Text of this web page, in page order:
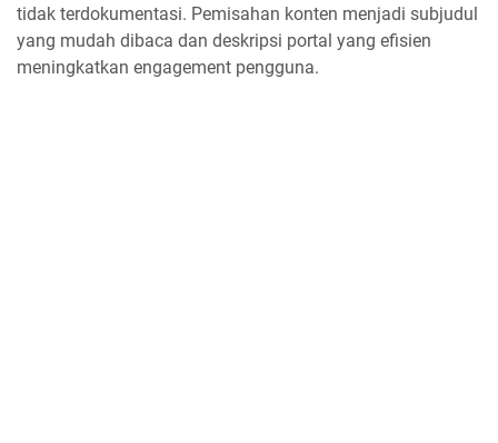
tidak terdokumentasi. Pemisahan konten menjadi subjudul
yang mudah dibaca dan deskripsi portal yang efisien
meningkatkan engagement pengguna.